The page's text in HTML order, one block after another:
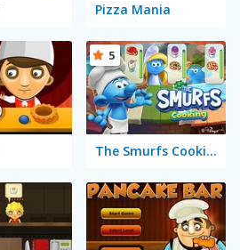
Pizza Mania
The Smurfs Cooking
5